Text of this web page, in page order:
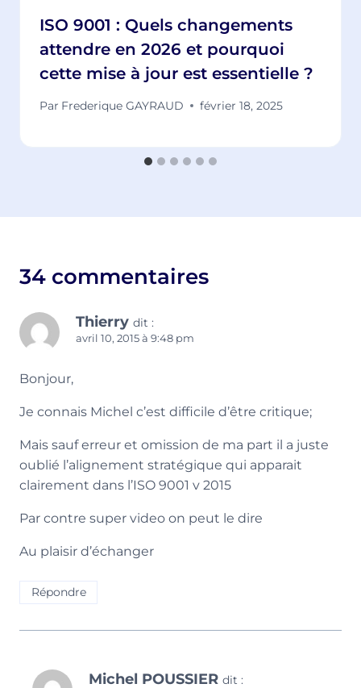
ISO 9001 : Quels changements
attendre en 2026 et pourquoi
cette mise à jour est essentielle ?
Par Frederique GAYRAUD février 18, 2025
34 commentaires
Thierry dit :
avril 10, 2015 à 9:48 pm
Bonjour,
Je connais Michel c’est difficile d’être critique;
Mais sauf erreur et omission de ma part il a juste
oublié l’alignement stratégique qui apparait
clairement dans l’ISO 9001 v 2015
Par contre super video on peut le dire
Au plaisir d’échanger
Répondre
Michel POUSSIER dit :